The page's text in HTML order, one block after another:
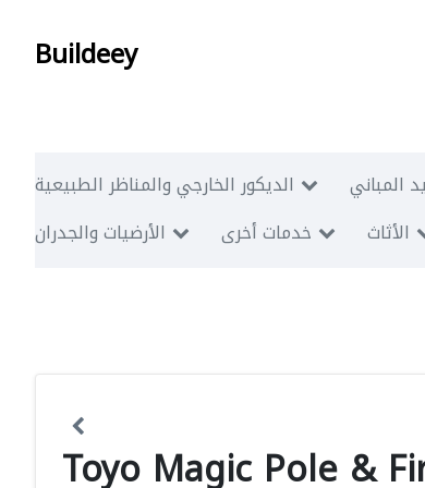
Buildeey
الديكور الخارجي والمناظر الطبيعية المباني
الأرضيات والجدران
خدمات أخرى الأثاث
Toyo Magic Pole &